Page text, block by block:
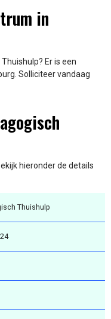
in
Er is een
Solliciteer vandaag
hieronder de details
Thuishulp